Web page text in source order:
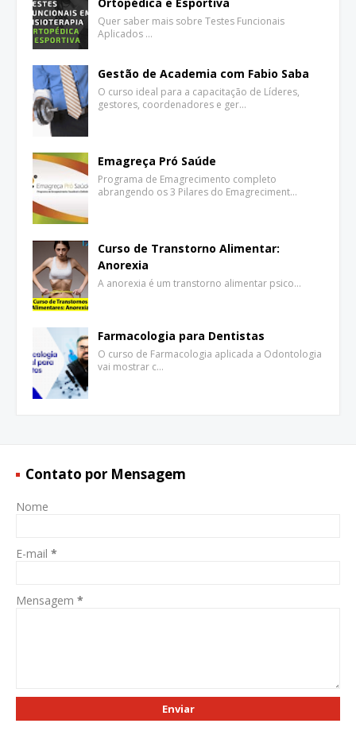
Quer saber mais sobre Testes Funcionais
Aplicados …
Gestão de Academia com Fabio Saba
O curso ideal para a capacitação de Líderes,
gestores, coordenadores e ger…
Emagreça Pró Saúde
Programa de Emagrecimento completo
abrangendo os 3 Pilares do Emagreciment…
Curso de Transtorno Alimentar:
Anorexia
A anorexia é um transtorno alimentar psico…
Farmacologia para Dentistas
O curso de Farmacologia aplicada a Odontologia
vai mostrar c…
Contato por Mensagem
Nome
E-mail *
Mensagem *